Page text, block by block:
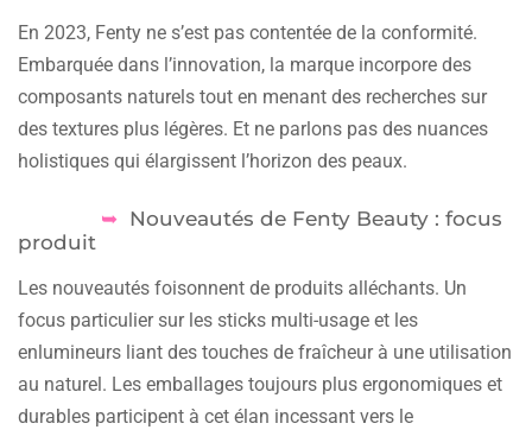
En 2023, Fenty ne s’est pas contentée de la conformité.
Embarquée dans l’innovation, la marque incorpore des
composants naturels tout en menant des recherches sur
des textures plus légères. Et ne parlons pas des nuances
holistiques qui élargissent l’horizon des peaux.
Nouveautés de Fenty Beauty : focus
produit
Les nouveautés foisonnent de produits alléchants. Un
focus particulier sur les sticks multi-usage et les
enlumineurs liant des touches de fraîcheur à une utilisation
au naturel. Les emballages toujours plus ergonomiques et
durables participent à cet élan incessant vers le